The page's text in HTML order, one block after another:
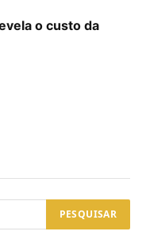
o custo da